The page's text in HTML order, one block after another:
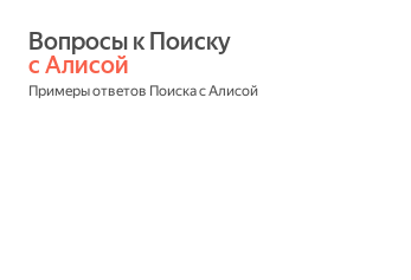
с Алисой
Примеры ответов Поиска с Алисой